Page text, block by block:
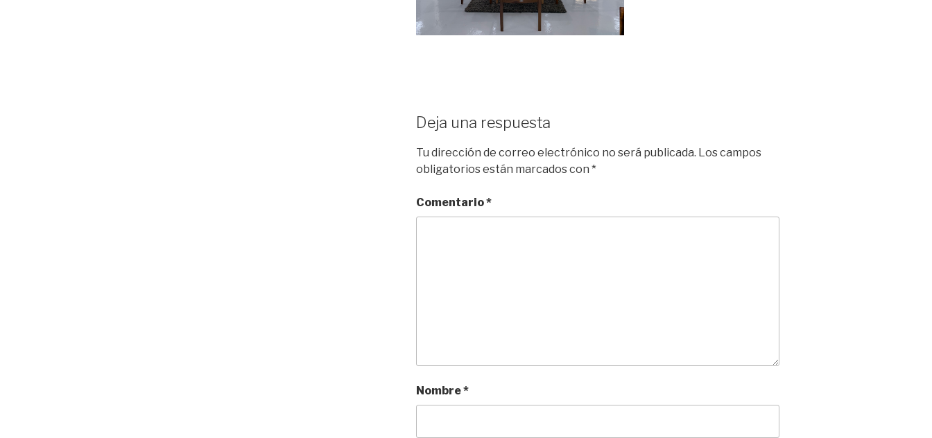
Deja una respuesta
Tu dirección de correo electrónico no será publicada. Los campos
obligatorios están marcados con *
Comentario*
Nombre*